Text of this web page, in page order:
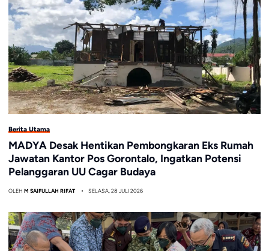
Berita Utama
MADYA Desak Hentikan Pembongkaran Eks Rumah
Jawatan Kantor Pos Gorontalo, Ingatkan Potensi
Pelanggaran UU Cagar Budaya
OLEH M SAIFULLAH RIFAT SELASA, 28 JULI 2026